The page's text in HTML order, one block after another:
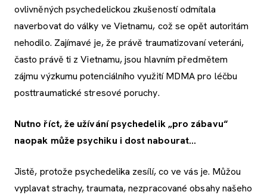
ovlivněných psychedelickou zkušeností odmítala
naverbovat do války ve Vietnamu, což se opět autoritám
nehodilo. Zajímavé je, že právě traumatizovaní veteráni,
často právě ti z Vietnamu, jsou hlavním předmětem
zájmu výzkumu potenciálního využití MDMA pro léčbu
posttraumatické stresové poruchy.
Nutno říct, že užívání psychedelik „pro zábavu“
naopak může psychiku i dost nabourat…
Jistě, protože psychedelika zesílí, co ve vás je. Můžou
vyplavat strachy, traumata, nezpracované obsahy našeho